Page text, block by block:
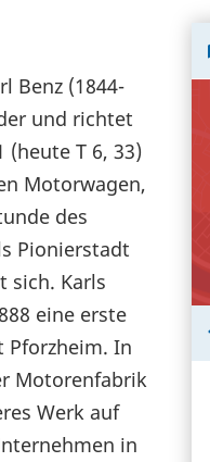
Benz (1844-
und richtet
(heute T 6, 33)
Motorwagen,
des
Pionierstadt
sich. Karls
eine erste
Pforzheim. In
Motorenfabrik
Werk auf
in